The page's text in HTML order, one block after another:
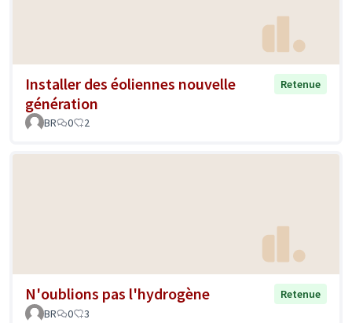
Installer des éoliennes nouvelle
génération
Retenue
BR 0 2
N'oublions pas l'hydrogène
Retenue
BR
0 3